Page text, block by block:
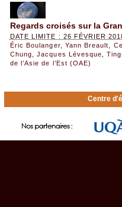
Regards croisés sur la
DATE LIMITE : 26 FÉVRIER
Éric Boulanger, Yann Breault
Chung ,Jacques Lévesque ,
de l’Asie de l’Est (OAE)
Centre